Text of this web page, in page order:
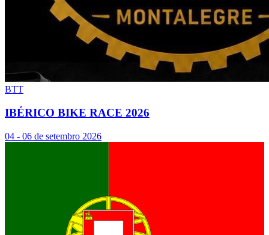
BTT
IBÉRICO BIKE RACE 2026
04 - 06 de setembro 2026